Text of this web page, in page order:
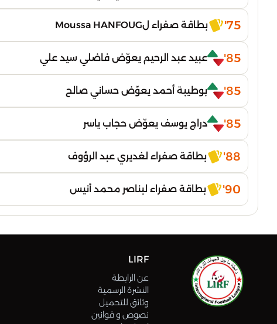
75' بطاقة صفراء لMoussa HANFOUG
85' عبيد عبد الرحيم يعوّض فاضلي سيد علي
85' بوطيبة أحمد يعوّض حساني صالح
85' دراج يوسف يعوّض حجاب ياسر
88' بطاقة صفراء لغديري عبد الرؤوف
90' بطاقة صفراء لبناصر محمد أنيس
LIRF
عن الرابطة
النشرة الرسمية
وثائق للتحميل
نصوص و قوانين